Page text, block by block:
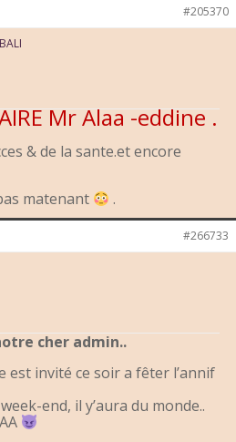
#205370
Mr Alaa -eddine .
& de la sante.et encore
matenant
.
#266733
cher admin..
est invité ce soir a fêter l’annif
end, il y’aura du monde..